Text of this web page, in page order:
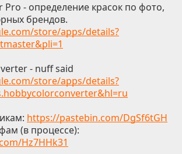
- определение красок по фото,
брендов.
store/apps/details?
- nuff said
store/apps/details?
https://pastebin.com/DgSf6tGH
(в процессе):
Hz7HHk31